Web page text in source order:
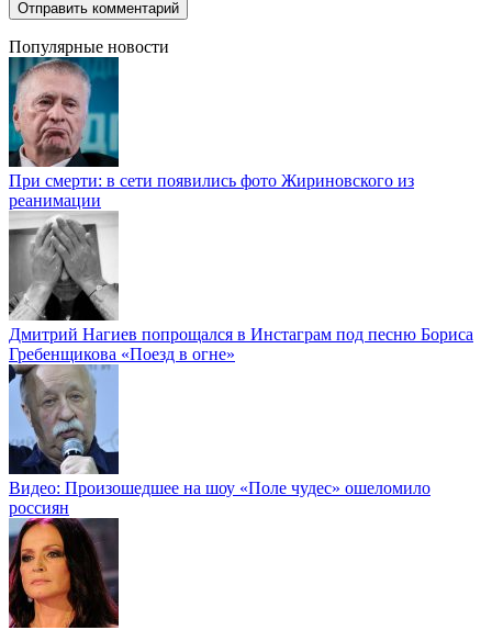
Популярные новости
При смерти: в сети появились фото Жириновского из
реанимации
Дмитрий Нагиев попрощался в Инстаграм под песню Бориса
Гребенщикова «Поезд в огне»
Видео: Произошедшее на шоу «Поле чудес» ошеломило
россиян